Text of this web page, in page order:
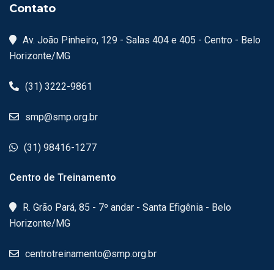
Contato
Av. João Pinheiro, 129 - Salas 404 e 405 - Centro - Belo
Horizonte/MG
(31) 3222-9861
smp@smp.org.br
(31) 98416-1277
Centro de Treinamento
R. Grão Pará, 85 - 7º andar - Santa Efigênia - Belo
Horizonte/MG
centrotreinamento@smp.org.br